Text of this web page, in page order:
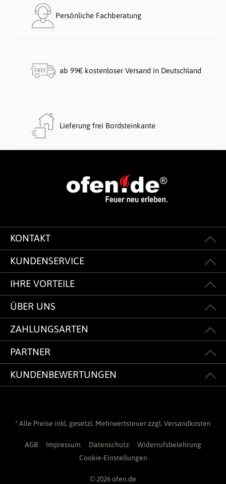
Persönliche Fachberatung
ab 99€ kostenloser Versand in Deutschland
Lieferung frei Bordsteinkante
KONTAKT
KUNDENSERVICE
IHRE VORTEILE
ÜBER UNS
ZAHLUNGSARTEN
PARTNER
KUNDENBEWERTUNGEN
* Alle Preise inkl. gesetzl. Mehrwertsteuer zzgl. Versandkosten
AGB Impressum Datenschutz
Widerrufsbelehrung
Cookie-Einstellungen
© 2026 ofen.de